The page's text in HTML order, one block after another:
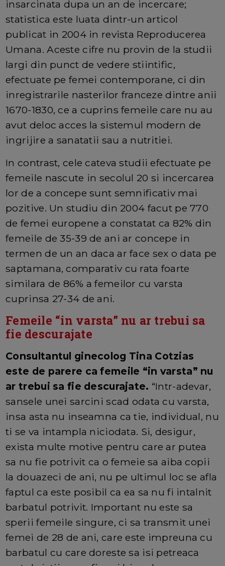
insarcinata dupa un an de incercare;
statistica este luata dintr-un articol
publicat in 2004 in revista Reproducerea
Umana. Aceste cifre nu provin de la studii
largi din punct de vedere stiintific,
efectuate pe femei contemporane, ci din
inregistrarile nasterilor franceze dintre anii
1670-1830, ce a cuprins femeile care nu au
avut deloc acces la sistemul modern de
ingrijire a sanatatii sau a nutritiei.
In contrast, cele cateva studii efectuate pe
femeile nascute in secolul 20 si incercarea
lor de a concepe sunt semnificativ mai
pozitive. Un studiu din 2004 facut pe 770
de femei europene a constatat ca 82% din
femeile de 35-39 de ani ar concepe in
termen de un an daca ar face sex o data pe
saptamana, comparativ cu rata foarte
similara de 86% a femeilor cu varsta
cuprinsa 27-34 de ani.
Femeile “in varsta” nu ar trebui sa
fie descurajate
Consultantul ginecolog Tina Cotzias
este de parere ca femeile “in varsta” nu
ar trebui sa fie descurajate. “Intr-adevar,
sansele unei sarcini scad odata cu varsta,
insa asta nu inseamna ca tie, individual, nu
ti se va intampla niciodata. Si, desigur,
exista multe motive pentru care ar putea
sa nu fie potrivit ca o femeie sa aiba copii
la douazeci de ani, nu pe ultimul loc se afla
faptul ca este posibil ca ea sa nu fi intalnit
barbatul potrivit. Important nu este sa
sperii femeile singure, ci sa transmit unei
femei de 28 de ani, care este impreuna cu
barbatul cu care doreste sa isi petreaca